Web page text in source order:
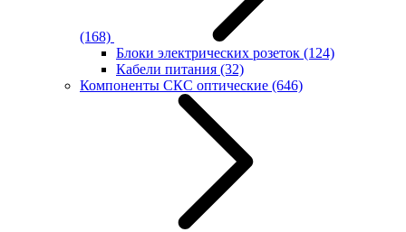
(168)
Блоки электрических розеток (124)
Кабели питания (32)
Компоненты СКС оптические (646)